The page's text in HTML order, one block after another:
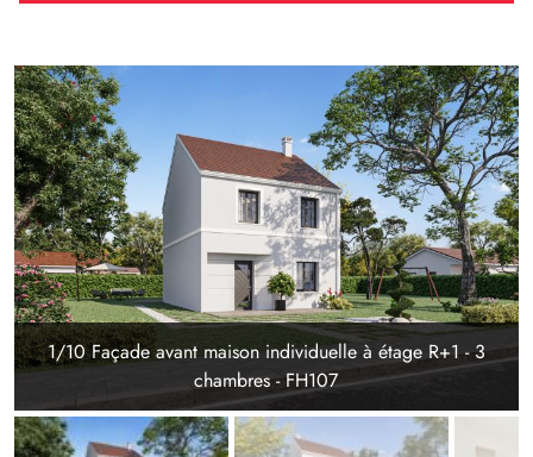
1/10 Façade avant maison individuelle à étage R+1 - 3
chambres - FH107